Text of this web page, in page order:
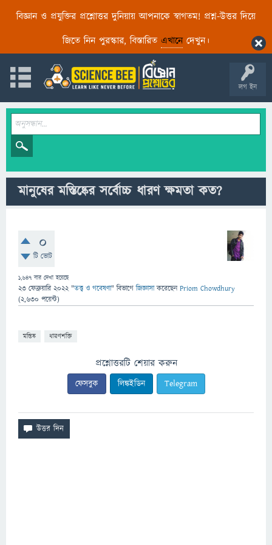
বিজ্ঞান ও প্রযুক্তির প্রশ্নোত্তর দুনিয়ায় আপনাকে স্বাগতম! প্রশ্ন-উত্তর দিয়ে
জিতে নিন পুরস্কার, বিস্তারিত এখানেদেখুন।
লগ ইন
মানুষের মস্তিষ্কের সর্বোচ্চ ধারণ ক্ষমতা কত?
0
টি ভোট
1,647 বার দেখা হয়েছে
23 ফেব্রুয়ারি 2022 "তত্ত্ব ও গবেষণা" বিভাগে জিজ্ঞাসাকরেছেনPriom Chowdhury
(2,630 পয়েন্ট)
মস্তিষ্ক ধারণশক্তি
প্রশ্নোত্তরটি শেয়ার করুন
ফেসবুক লিঙ্কইডিন Telegram